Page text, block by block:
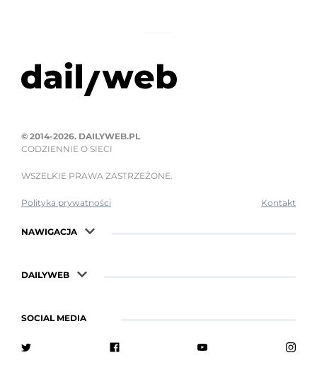
© 2014-2026. DAILYWEB.PL
CODZIENNIE O SIECI
WSZELKIE PRAWA ZASTRZEŻONE.
Polityka prywatności Kontakt
NAWIGACJA
DAILYWEB
SOCIAL MEDIA